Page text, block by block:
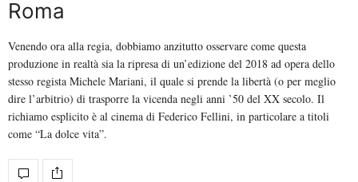
Roma
Venendo ora alla regia, dobbiamo anzitutto osservare come questa
produzione in realtà sia la ripresa di un’edizione del 2018 ad opera dello
stesso regista Michele Mariani, il quale si prende la libertà (o per meglio
dire l’arbitrio) di trasporre la vicenda negli anni ’50 del XX secolo. Il
richiamo esplicito è al cinema di Federico Fellini, in particolare a titoli
come “La dolce vita”.